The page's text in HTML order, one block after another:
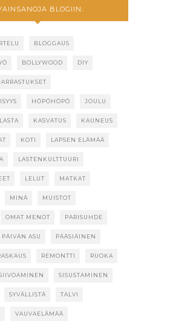
BLOGIIN:
BLOGGAUS
BOLLYWOOD DIY
HÖPÖHÖPÖ JOULU
KASVATUS KAUNEUS
KOTI LAPSEN ELÄMÄÄ
LASTENKULTTUURI
LELUT MATKAT
MINÄ MUISTOT
OMAT MENOT PARISUHDE
PÄIVÄN ASU PÄÄSIÄINEN
REMONTTI RUOKA
SISUSTAMINEN
SYVÄLLISTÄ TALVI
VAUVAELÄMÄÄ